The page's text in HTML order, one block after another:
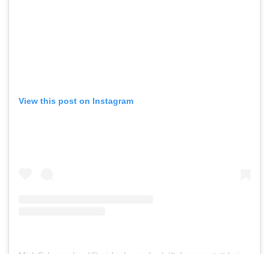
View this post on Instagram